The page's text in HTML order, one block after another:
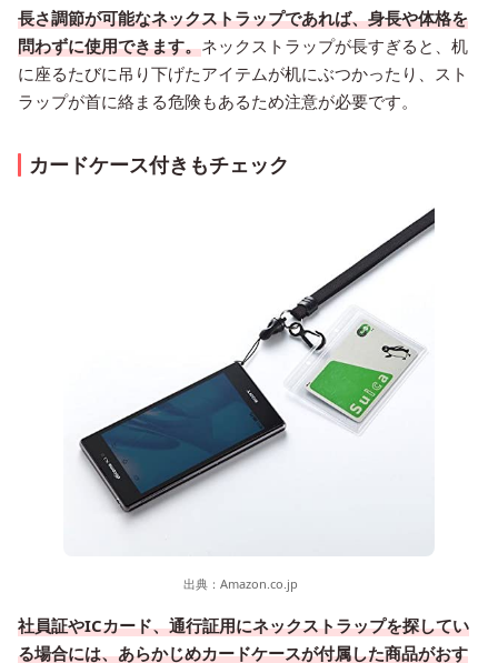
長さ調節が可能なネックストラップであれば、身長や体格を
問わずに使用できます。ネックストラップが長すぎると、机
に座るたびに吊り下げたアイテムが机にぶつかったり、スト
ラップが首に絡まる危険もあるため注意が必要です。
カードケース付きもチェック
出典： Amazon.co.jp
社員証やICカード、通行証用にネックストラップを探してい
る場合には、あらかじめカードケースが付属した商品がおす